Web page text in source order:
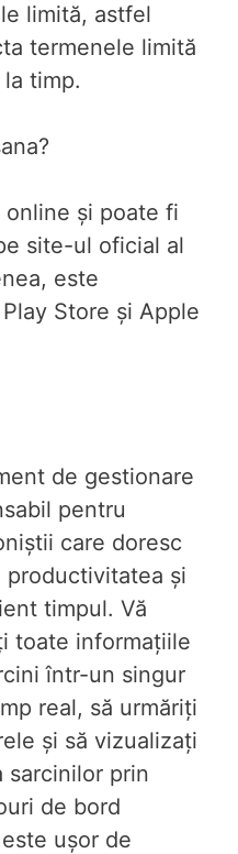
limită, astfel
termenele limită
timp.
și poate fi
site-ul oficial al
este
Store și Apple
de gestionare
pentru
care doresc
productivitatea și
timpul. Vă
toate informațiile
într-un singur
real, să urmăriți
și să vizualizați
sarcinilor prin
de bord
ușor de